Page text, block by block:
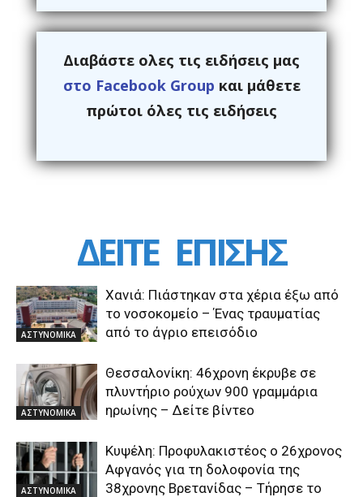
Διαβάστε ολες τις ειδήσεις μας
στο Facebook Group και μάθετε
πρώτοι όλες τις ειδήσεις
ΔΕΙΤΕ ΕΠΙΣΗΣ
ΑΣΤΥΝΟΜΙΚΑ
Χανιά: Πιάστηκαν στα χέρια έξω από
το νοσοκομείο – Ένας τραυματίας
από το άγριο επεισόδιο
ΑΣΤΥΝΟΜΙΚΑ
Θεσσαλονίκη: 46χρονη έκρυβε σε
πλυντήριο ρούχων 900 γραμμάρια
ηρωίνης – Δείτε βίντεο
ΑΣΤΥΝΟΜΙΚΑ
Κυψέλη: Προφυλακιστέος ο 26χρονος
Αφγανός για τη δολοφονία της
38χρονης Βρετανίδας – Τήρησε το